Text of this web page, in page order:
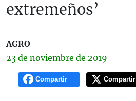
extremeños’
AGRO
23 de noviembre de 2019
Compartir Compartir